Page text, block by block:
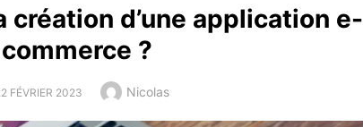
création d’une application e-
commerce ?
FÉVRIER 2023 Author
Nicolas